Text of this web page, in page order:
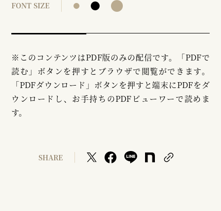
FONT SIZE
※このコンテンツはPDF版のみの配信です。「PDFで
読む」ボタンを押すとブラウザで閲覧ができます。
「PDFダウンロード」ボタンを押すと端末にPDFをダ
ウンロードし、お手持ちのPDFビューワーで読めま
す。
SHARE